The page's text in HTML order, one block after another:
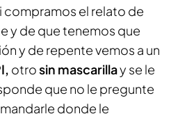
compramos el relato de
y de que tenemos que
y de repente vemos a un
otrosin mascarillay se le
que no le pregunte
donde le